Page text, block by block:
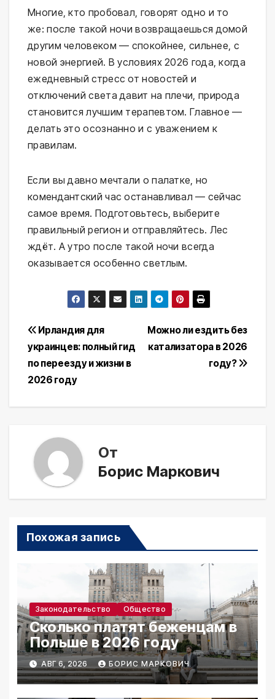
Многие, кто пробовал, говорят одно и то
же: после такой ночи возвращаешься домой
другим человеком — спокойнее, сильнее, с
новой энергией. В условиях 2026 года, когда
ежедневный стресс от новостей и
отключений света давит на плечи, природа
становится лучшим терапевтом. Главное —
делать это осознанно и с уважением к
правилам.
Если вы давно мечтали о палатке, но
комендантский час останавливал — сейчас
самое время. Подготовьтесь, выберите
правильный регион и отправляйтесь. Лес
ждёт. А утро после такой ночи всегда
оказывается особенно светлым.
Навигация
по
записям
Можно ли ездить без
катализатора в 2026
году?
Ирландия для
украинцев: полный гид
по переезду и жизни в
2026 году
От
Борис Маркович
Похожая запись
Законодательство Общество
Сколько платят беженцам в
Польше в 2026 году
АВГ 6, 2026 БОРИС МАРКОВИЧ